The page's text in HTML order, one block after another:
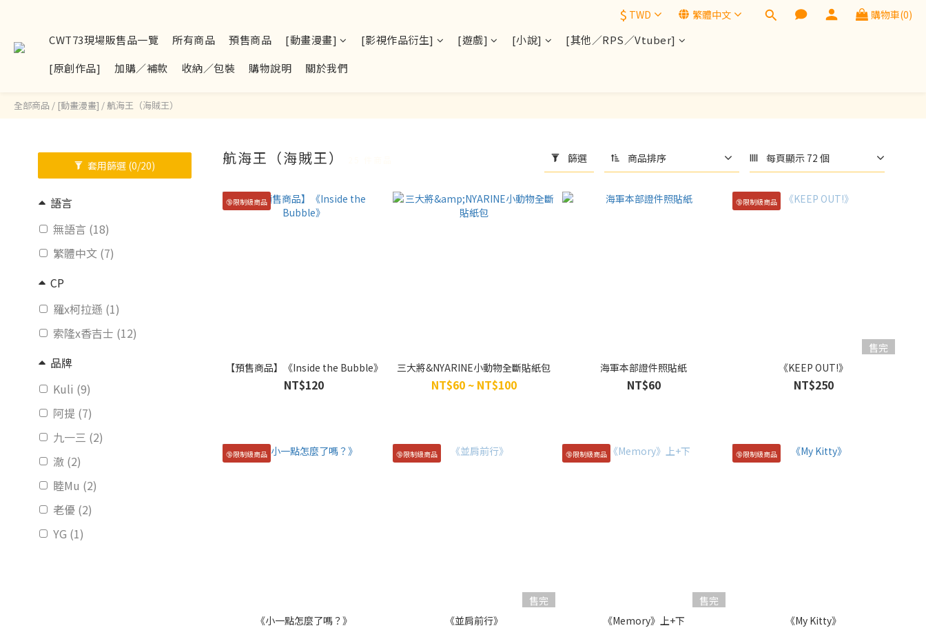
$ TWD 繁體中文 購物車(0)
CWT73現場販售品一覽 所有商品 預售商品 [動畫漫畫] [影視作品衍生] [遊戲] [小說]
[其他／RPS／Vtuber]
[原創作品]
加購／補款 收納／包裝 購物說明 關於我們
全部商品 / [動畫漫畫] / 航海王（海賊王）
套用篩選 (0/20)
語言
無語言 (18)
繁體中文 (7)
CP
羅x柯拉遜 (1)
索隆x香吉士 (12)
品牌
Kuli (9)
阿提 (7)
九一三 (2)
澈 (2)
睦Mu (2)
老優 (2)
YG (1)
航海王（海賊王） 篩選 商品排序 每頁顯示 72 個
🔞限制級商品
【預售商品】《Inside the Bubble》
NT$120
三大將&NYARINE小動物全斷貼紙包
NT$60 ~ NT$100
海軍本部證件照貼紙
NT$60
🔞限制級商品
售完
《KEEP OUT!》
NT$250
🔞限制級商品
《小一點怎麼了嗎？》
🔞限制級商品
售完
《並肩前行》
🔞限制級商品
售完
《Memory》上+下
🔞限制級商品
《My Kitty》